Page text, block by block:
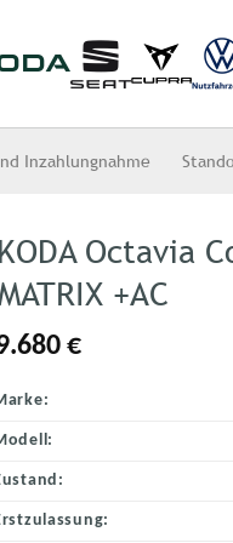
Inzahlungnahme
Octavia
+AC
€